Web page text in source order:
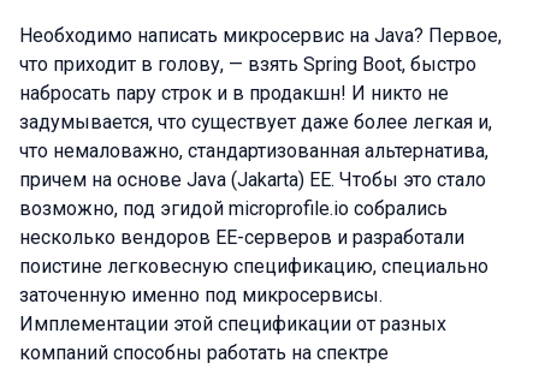
Необходимо написать микросервис на Java? Первое,
что приходит в голову, — взять Spring Boot, быстро
набросать пару строк и в продакшн! И никто не
задумывается, что существует даже более легкая и,
что немаловажно, стандартизованная альтернатива,
причем на основе Java (Jakarta) EE. Чтобы это стало
возможно, под эгидой microprofile.io собрались
несколько вендоров EE-серверов и разработали
поистине легковесную спецификацию, специально
заточенную именно под микросервисы.
Имплементации этой спецификации от разных
компаний способны работать на спектре